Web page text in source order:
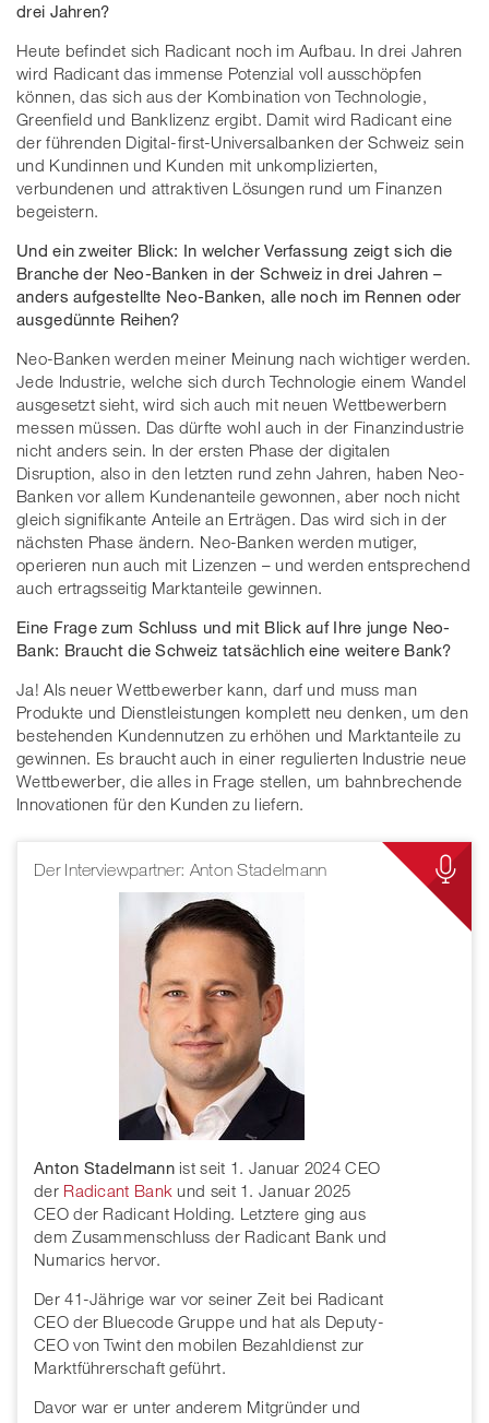
drei Jahren?
Heute befindet sich Radicant noch im Aufbau. In drei Jahren
wird Radicant das immense Potenzial voll ausschöpfen
können, das sich aus der Kombination von Technologie,
Greenfield und Banklizenz ergibt. Damit wird Radicant eine
der führenden Digital-first-Universalbanken der Schweiz sein
und Kundinnen und Kunden mit unkomplizierten,
verbundenen und attraktiven Lösungen rund um Finanzen
begeistern.
Und ein zweiter Blick: In welcher Verfassung zeigt sich die
Branche der Neo-Banken in der Schweiz in drei Jahren –
anders aufgestellte Neo-Banken, alle noch im Rennen oder
ausgedünnte Reihen?
Neo-Banken werden meiner Meinung nach wichtiger werden.
Jede Industrie, welche sich durch Technologie einem Wandel
ausgesetzt sieht, wird sich auch mit neuen Wettbewerbern
messen müssen. Das dürfte wohl auch in der Finanzindustrie
nicht anders sein. In der ersten Phase der digitalen
Disruption, also in den letzten rund zehn Jahren, haben Neo-
Banken vor allem Kundenanteile gewonnen, aber noch nicht
gleich signifikante Anteile an Erträgen. Das wird sich in der
nächsten Phase ändern. Neo-Banken werden mutiger,
operieren nun auch mit Lizenzen – und werden entsprechend
auch ertragsseitig Marktanteile gewinnen.
Eine Frage zum Schluss und mit Blick auf Ihre junge Neo-
Bank: Braucht die Schweiz tatsächlich eine weitere Bank?
Ja! Als neuer Wettbewerber kann, darf und muss man
Produkte und Dienstleistungen komplett neu denken, um den
bestehenden Kundennutzen zu erhöhen und Marktanteile zu
gewinnen. Es braucht auch in einer regulierten Industrie neue
Wettbewerber, die alles in Frage stellen, um bahnbrechende
Innovationen für den Kunden zu liefern.
Der Interviewpartner: Anton Stadelmann
Anton Stadelmannist seit 1. Januar 2024 CEO
der Radicant Bank und seit 1. Januar 2025
CEO der Radicant Holding. Letztere ging aus
dem Zusammenschluss der Radicant Bank und
Numarics hervor.
Der 41-Jährige war vor seiner Zeit bei Radicant
CEO der Bluecode Gruppe und hat als Deputy-
CEO von Twint den mobilen Bezahldienst zur
Marktführerschaft geführt.
Davor war er unter anderem Mitgründer und